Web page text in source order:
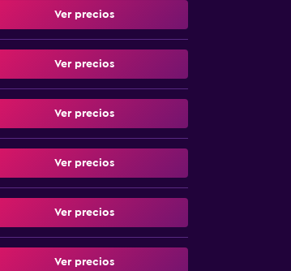
Ver precios
Ver precios
Ver precios
Ver precios
Ver precios
Ver precios